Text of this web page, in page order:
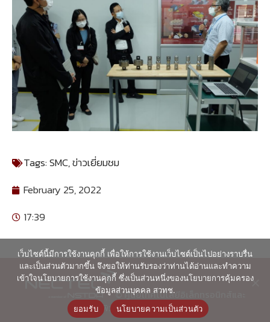
Tags:SMC,ข่าวเยี่ยมชม
February 25, 2022
17:39
© ศูนย์เทคโนโลยีอิเล็กทรอนิกส์และ
คอมพิวเตอร์แห่งชาติ 2563
เว็บไซต์นี้มีการใช้งานคุกกี้ เพื่อให้การใช้งานเว็บไซต์เป็นไปอย่างราบรื่น
และเป็นส่วนตัวมากขึ้น จึงขอให้ท่านรับรองว่าท่านได้อ่านและทำความ
เข้าใจนโยบายการใช้งานคุกกี้ ซึ่งเป็นส่วนหนึ่งของนโยบายการคุ้มครอง
ข้อมูลส่วนบุคคล สวทช.
ยอมรับ
นโยบายความเป็นส่วนตัว